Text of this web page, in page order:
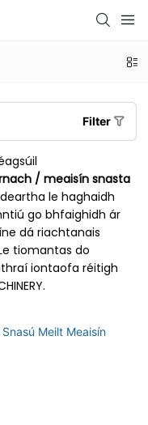
Filter
/ meaisín snasta
le haghaidh
go bhfaighidh ár
dá riachtanais
tiomantas do
iontaofa réitigh